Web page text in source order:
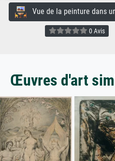
Vue de la peinture dans
0 Avis
Œuvres d'art